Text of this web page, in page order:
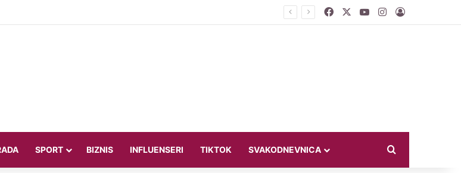
koju porede s Dilettom Leotom oduševila pozirajući u bikiniju FacebookYouTubeInstagram
Log In
SPORT BIZNIS INFLUENSERI TIKTOK SVAKODNEVNICA